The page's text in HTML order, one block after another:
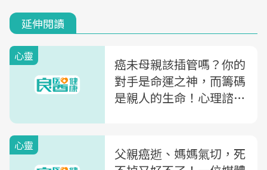
延伸閱讀
心靈
癌未母親該插管嗎？你的
對手是命運之神，而籌碼
是親人的生命！心理諮商
心靈
父親癌逝、媽媽氣切，死